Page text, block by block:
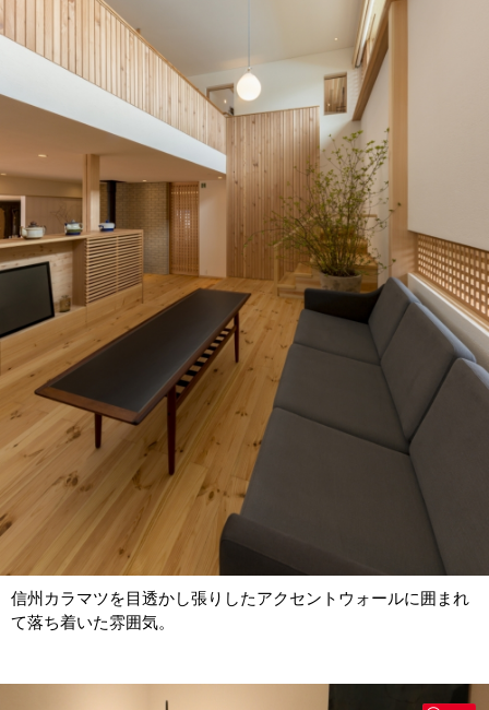
信州カラマツを目透かし張りしたアクセントウォールに囲まれ
て落ち着いた雰囲気。